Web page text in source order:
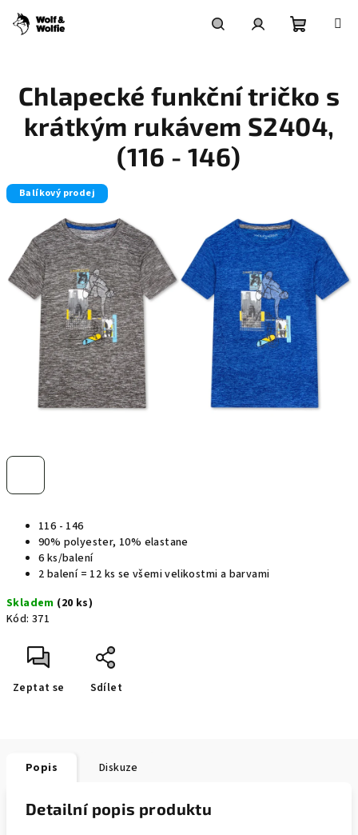
obsah
košík
116 - 146
90% polyester, 10% elastane
6 ks/balení
2 balení = 12 ks se všemi velikostmi a barvami
Skladem (20 ks)
Kód: 371
Zeptat se Sdílet
Chlapecké funkční tričko s
krátkým rukávem S2404,
(116 - 146)
Balíkový prodej
Popis Diskuze
Detailní popis produktu